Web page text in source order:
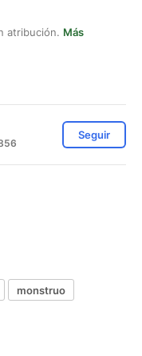
atribución. Más
Seguir
monstruo